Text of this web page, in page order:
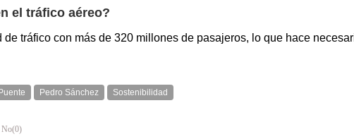
el tráfico aéreo?
tráfico con más de 320 millones de pasajeros, lo que hace
Pedro Sánchez Sostenibilidad
No(0)